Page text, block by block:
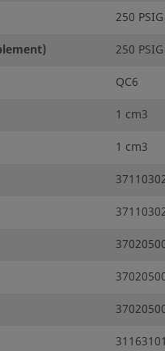
250
250
QC6
1 cm3
1 cm3
31163101